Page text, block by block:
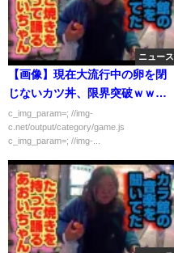
ニュース
【画像】現在大流行中の卵を閉
じないカツ丼、限界突破ｗｗｗ
ｗｗ
c_img_param=; //img-
c.net/output/category/game.js
c_img_param=; //img-...